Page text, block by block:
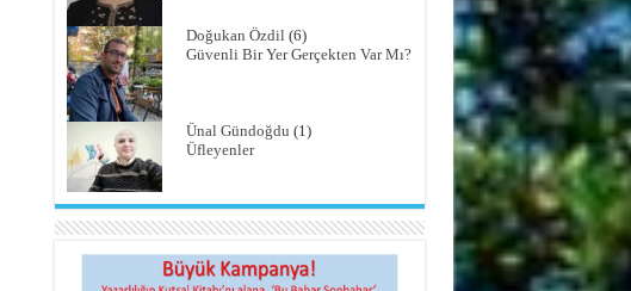
Doğukan Özdil(6)
Güvenli Bir Yer Gerçekten Var Mı?
Ünal Gündoğdu (1)
Üfleyenler